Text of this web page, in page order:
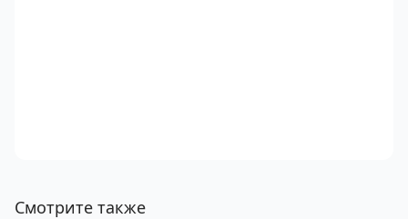
Смотрите также